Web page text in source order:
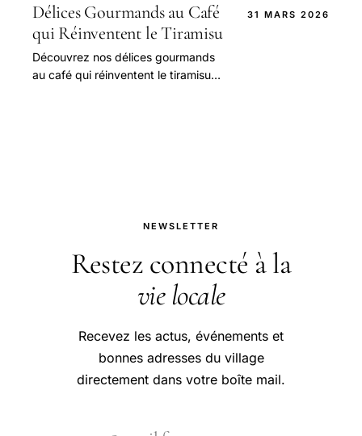
Délices Gourmands au Café
qui Réinventent le Tiramisu
Découvrez nos délices gourmands
au café qui réinventent le tiramisu
31 MARS 2026
NEWSLETTER
Restez connecté à la
vie locale
Recevez les actus, événements et
bonnes adresses du village
directement dans votre boîte mail.